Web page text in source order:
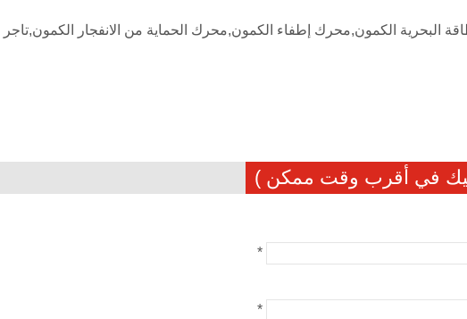
البحرية الكمون,محرك إطفاء الكمون,محرك الحماية من الانفجار
في أقرب وقت ممكن )
*
*